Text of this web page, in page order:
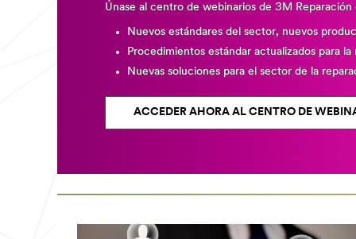
Únase al centro de webinarios de 3M
Nuevos estándares del sector, nuevos
Procedimientos estándar actualizados para
Nuevas soluciones para el sector de la
ACCEDER AHORA AL CENTRO DE